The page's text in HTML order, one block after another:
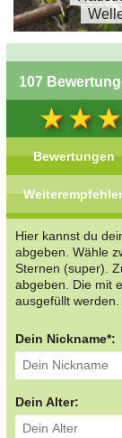
107
Bewertungen
Hier kannst du
abgeben. Wähle
Sternen (super).
abgeben. Die mit
ausgefüllt werden.
Dein Nickname*:
Dein Alter: